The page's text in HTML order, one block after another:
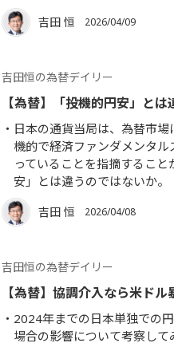
吉田 恒 2026/04/09
吉田恒の為替デイリー
【為替】「投機的円安」と
日本の通貨当局は、為替市
機的で経済ファンダメンタ
っていることを指摘するこ
安」とは違うのではないか。
吉田 恒 2026/04/08
吉田恒の為替デイリー
【為替】協調介入なら米ド
2024年までの日本単独での
場合の影響について考察して